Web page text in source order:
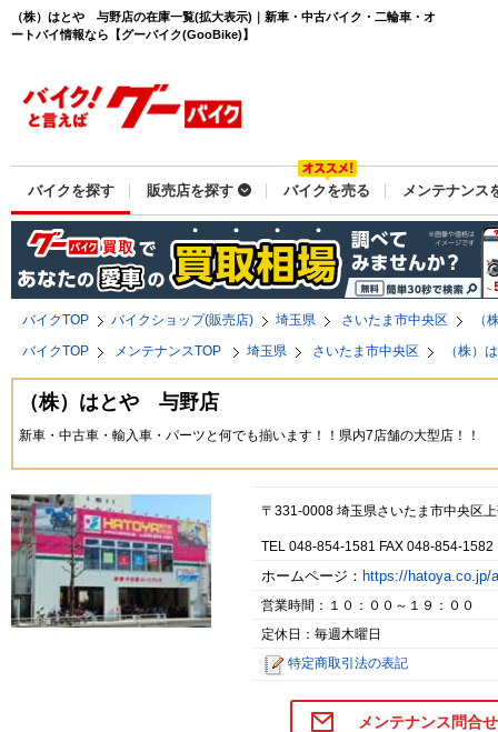
（株）はとや 与野店の在庫一覧(拡大表示)｜新車・中古バイク・二輪車・オ
ートバイ情報なら【グーバイク(GooBike)】
バイクを探す 販売店を探す バイクを売る メンテナンス
バイクTOP バイクショップ(販売店) 埼玉県 さいたま市中央区
（
バイクTOP
メンテナンスTOP 埼玉県 さいたま市中央区 （株）
（株）はとや 与野店
新車・中古車・輸入車・パーツと何でも揃います！！県内7店舗の大型店！！
〒331-0008 埼玉県さいたま市中央区
TEL 048-854-1581 FAX 048-854-1582
ホームページ： https://hatoya.co.jp/
営業時間：１０：００～１９：００
定休日：毎週木曜日
特定商取引法の表記
メンテナンス問合せ